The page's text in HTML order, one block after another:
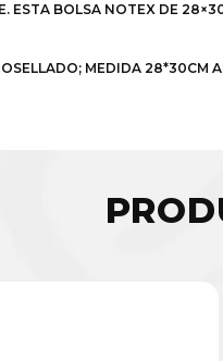
ESTA BOLSA NOTEX DE
MEDIDA 28*30CM